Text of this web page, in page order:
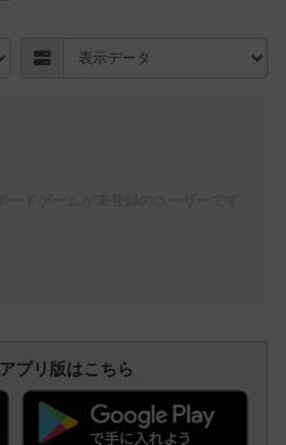
プリ版はこちら